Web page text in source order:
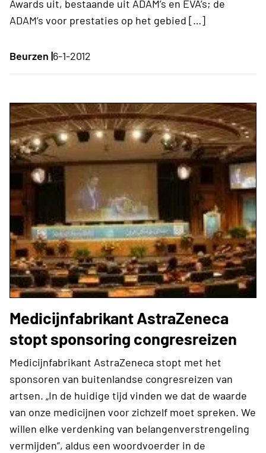
Awards uit, bestaande uit ADAM’s en EVA’s; de
ADAM’s voor prestaties op het gebied […]
Beurzen |6-1-2012
Medicijnfabrikant AstraZeneca
stopt sponsoring congresreizen
Medicijnfabrikant AstraZeneca stopt met het
sponsoren van buitenlandse congresreizen van
artsen. „In de huidige tijd vinden we dat de waarde
van onze medicijnen voor zichzelf moet spreken. We
willen elke verdenking van belangenverstrengeling
vermijden”, aldus een woordvoerder in de